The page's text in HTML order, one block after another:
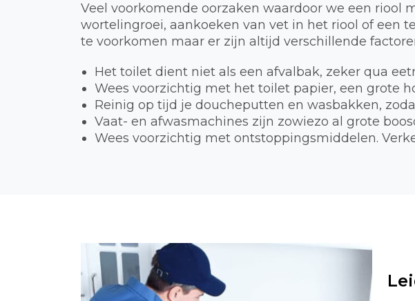
Veel voorkomende oorzaken waardoor we een riool
wortelingroei, aankoeken van vet in het riool of een
te voorkomen maar er zijn altijd verschillende
Het toilet dient niet als een afvalbak, zeker qua
Wees voorzichtig met het toilet papier, een grote
Reinig op tijd je doucheputten en wasbakken,
Vaat- en afwasmachines zijn zowiezo al grote
Wees voorzichtig met ontstoppingsmiddelen.